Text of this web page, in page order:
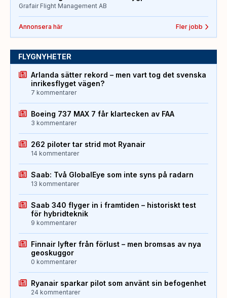
Grafair Flight Management AB
Annonsera här Fler jobb
FLYGNYHETER
Arlanda sätter rekord – men vart tog det svenska
inrikesflyget vägen?
7 kommentarer
Boeing 737 MAX 7 får klartecken av FAA
3 kommentarer
262 piloter tar strid mot Ryanair
14 kommentarer
Saab: Två GlobalEye som inte syns på radarn
13 kommentarer
Saab 340 flyger in i framtiden – historiskt test
för hybridteknik
9 kommentarer
Finnair lyfter från förlust – men bromsas av nya
geoskuggor
0 kommentarer
Ryanair sparkar pilot som använt sin befogenhet
24 kommentarer